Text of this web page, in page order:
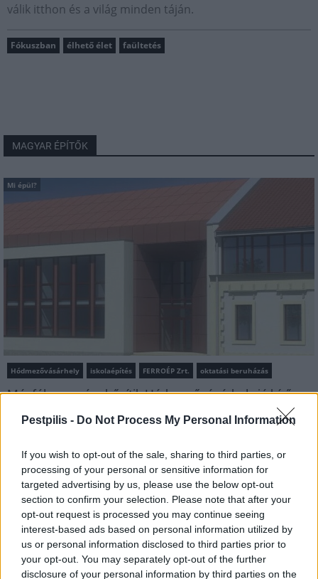
Pestpilis - Do Not Process My Personal Information
If you wish to opt-out of the sale, sharing to third parties, or
processing of your personal or sensitive information for
targeted advertising by us, please use the below opt-out
section to confirm your selection. Please note that after your
opt-out request is processed you may continue seeing
interest-based ads based on personal information utilized by
us or personal information disclosed to third parties prior to
your opt-out. You may separately opt-out of the further
disclosure of your personal information by third parties on the
válik itthon és a világ minden táján.
Fókuszban élhető élet faültetés
MAGYAR ÉPÍTŐK
Mi épül?
Hódmezővásárhely iskolaépítés FERROÉP Zrt. oktatási beruházás
Másfélszeresére bővítik Hódmezővásárhely jó hírű
A Szőnyi Benjámin Általános Iskola fejlesztését a FERROÉP
Látványos építési szakasz indult be a
Flórián téri felüljárón
Paks II.: Mit jelent az 5. blokk új
mérföldköve a felülvizsgálat